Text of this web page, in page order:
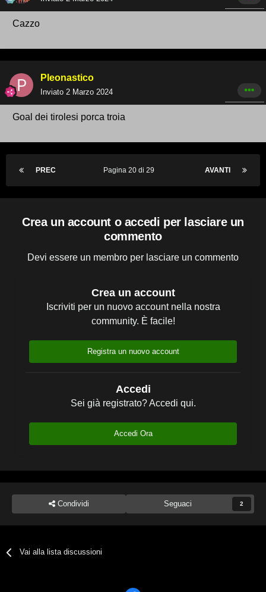
Cazzo
Pleonastico
Inviato 2 Marzo 2024
Goal dei tirolesi porca troia
PREC AVANTI
Pagina 20 di 29
Crea un account o accedi per lasciare un
commento
Devi essere un membro per lasciare un commento
Crea un account
Iscriviti per un nuovo account nella nostra
community. È facile!
Registra un nuovo account
Accedi
Sei già registrato? Accedi qui.
Accedi Ora
Condividi Seguaci 2
Vai alla lista discussioni